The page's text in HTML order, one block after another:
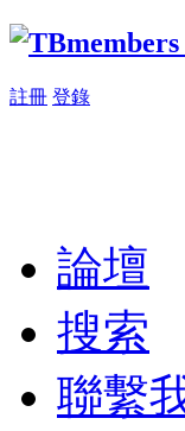
註冊 登錄
論壇
搜索
聯繫